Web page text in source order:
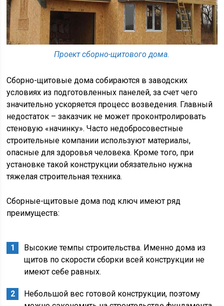
Проект сборно-щитового дома.
Сборно-щитовые дома собираются в заводских
условиях из подготовленных панелей, за счет чего
значительно ускоряется процесс возведения. Главный
недостаток – заказчик не может проконтролировать
стеновую «начинку». Часто недобросовестные
строительные компании используют материалы,
опасные для здоровья человека. Кроме того, при
установке такой конструкции обязательно нужна
тяжелая строительная техника.
Сборные-щитовые дома под ключ имеют ряд
преимуществ:
Высокие темпы строительства. Именно дома из
щитов по скорости сборки всей конструкции не
имеют себе равных.
Небольшой вес готовой конструкции, поэтому